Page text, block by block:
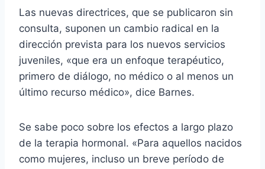
Las nuevas directrices, que se publicaron sin
consulta, suponen un cambio radical en la
dirección prevista para los nuevos servicios
juveniles, «que era un enfoque terapéutico,
primero de diálogo, no médico o al menos un
último recurso médico», dice Barnes.
Se sabe poco sobre los efectos a largo plazo
de la terapia hormonal. «Para aquellos nacidos
como mujeres, incluso un breve período de